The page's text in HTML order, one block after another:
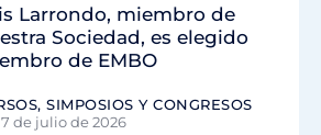
Larrondo, miembro de
Sociedad, es elegido
de EMBO
SIMPOSIOS Y CONGRESOS
7 de julio de 2026